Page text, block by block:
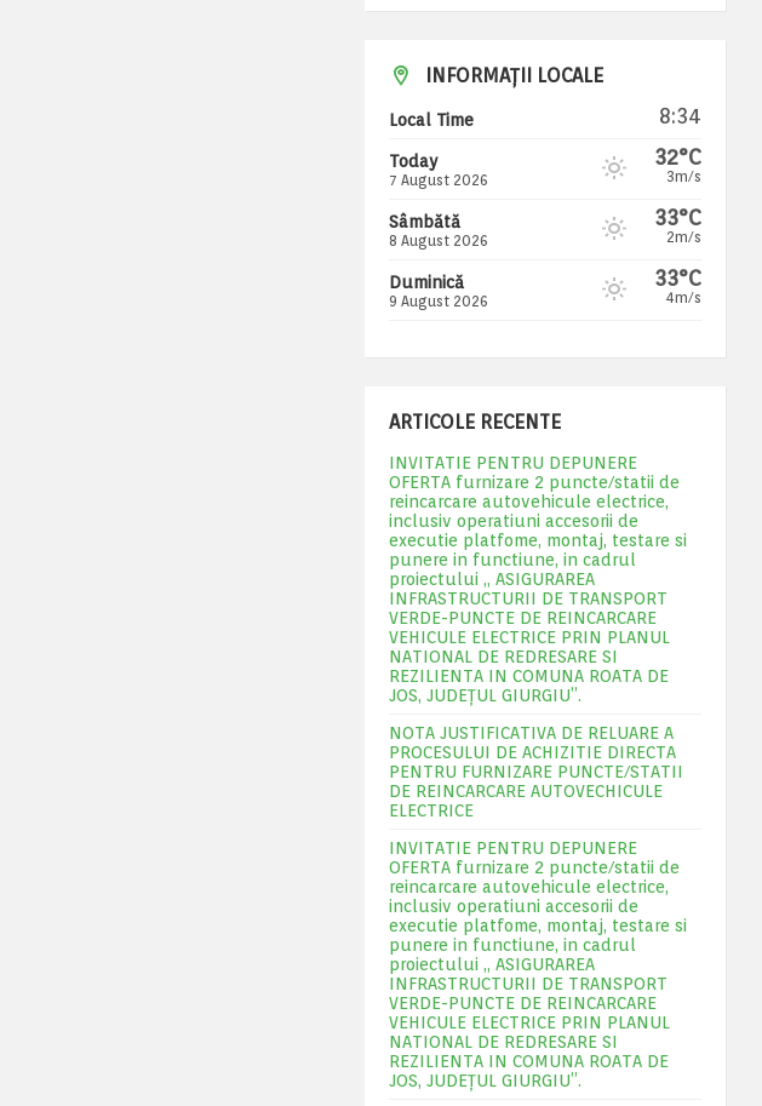
INFORMAȚII LOCALE
Local Time 8:34
Today
7 August 2026
32°C
3m/s
Sâmbătă
8 August 2026
33°C
2m/s
Duminică
9 August 2026
33°C
4m/s
ARTICOLE RECENTE
INVITATIE PENTRU DEPUNERE
OFERTA furnizare 2 puncte/statii de
reincarcare autovehicule electrice,
inclusiv operatiuni accesorii de
executie platfome, montaj, testare si
punere in functiune, in cadrul
proiectului „ ASIGURAREA
INFRASTRUCTURII DE TRANSPORT
VERDE-PUNCTE DE REINCARCARE
VEHICULE ELECTRICE PRIN PLANUL
NATIONAL DE REDRESARE SI
REZILIENTA IN COMUNA ROATA DE
JOS, JUDEŢUL GIURGIU”.
NOTA JUSTIFICATIVA DE RELUARE A
PROCESULUI DE ACHIZITIE DIRECTA
PENTRU FURNIZARE PUNCTE/STATII
DE REINCARCARE AUTOVECHICULE
ELECTRICE
INVITATIE PENTRU DEPUNERE
OFERTA furnizare 2 puncte/statii de
reincarcare autovehicule electrice,
inclusiv operatiuni accesorii de
executie platfome, montaj, testare si
punere in functiune, in cadrul
proiectului „ ASIGURAREA
INFRASTRUCTURII DE TRANSPORT
VERDE-PUNCTE DE REINCARCARE
VEHICULE ELECTRICE PRIN PLANUL
NATIONAL DE REDRESARE SI
REZILIENTA IN COMUNA ROATA DE
JOS, JUDEŢUL GIURGIU”.